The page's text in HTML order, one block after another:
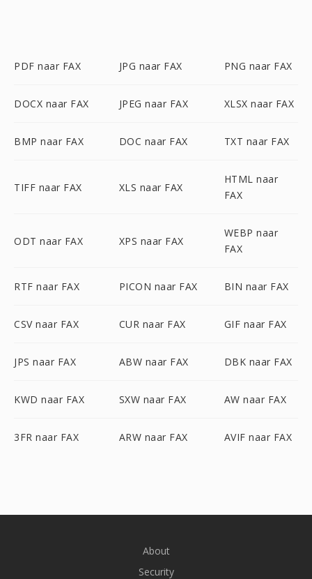
PDF naar FAX JPG naar FAX PNG naar FAX
DOCX naar FAX JPEG naar FAX XLSX naar FAX
BMP naar FAX DOC naar FAX TXT naar FAX
TIFF naar FAX XLS naar FAX
HTML naar
FAX
ODT naar FAX XPS naar FAX
WEBP naar
FAX
RTF naar FAX PICON naar FAX BIN naar FAX
CSV naar FAX CUR naar FAX GIF naar FAX
JPS naar FAX ABW naar FAX DBK naar FAX
KWD naar FAX SXW naar FAX AW naar FAX
3FR naar FAX ARW naar FAX AVIF naar FAX
About
Security